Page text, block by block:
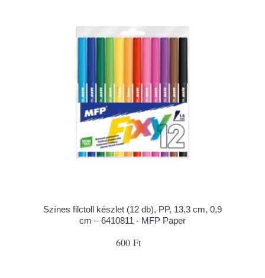
Színes filctoll készlet (12 db), PP, 13,3 cm, 0,9
cm – 6410811 - MFP Paper
600 Ft